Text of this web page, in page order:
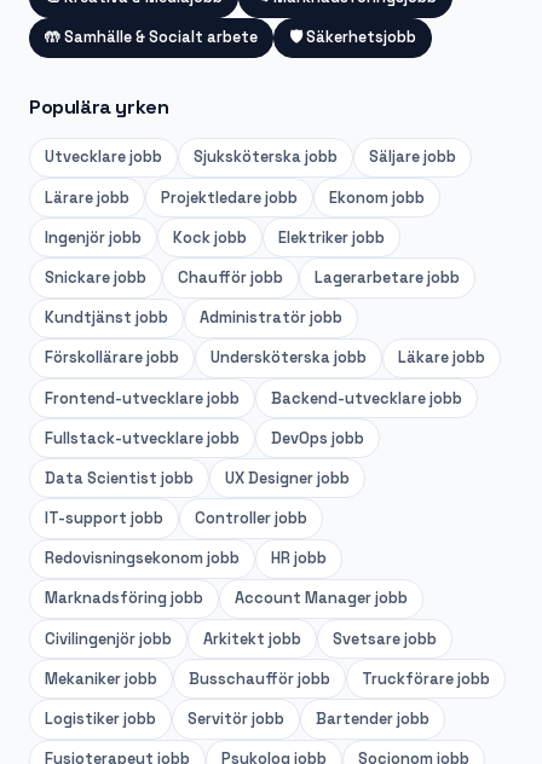
🤲Samhälle & Socialt arbete 🛡️Säkerhetsjobb
Populära yrken
Utvecklarejobb Sjuksköterskajobb Säljarejobb
Lärarejobb Projektledarejobb Ekonom jobb
Ingenjörjobb Kockjobb Elektrikerjobb
Snickarejobb Chaufförjobb Lagerarbetarejobb
Kundtjänst jobb Administratörjobb
Förskollärarejobb Undersköterskajobb Läkarejobb
Frontend-utvecklarejobb Backend-utvecklarejobb
Fullstack-utvecklarejobb DevOps jobb
Data Scientist jobb UX Designerjobb
IT-support jobb Controllerjobb
Redovisningsekonom jobb HR jobb
Marknadsföring jobb Account Managerjobb
Civilingenjörjobb Arkitekt jobb Svetsarejobb
Mekanikerjobb Busschaufförjobb Truckförarejobb
Logistikerjobb Servitörjobb Bartenderjobb
Fysioterapeut jobb Psykolog jobb Socionom jobb